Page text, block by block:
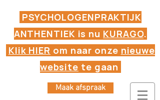
Maak afspraak
PSYCHOLOGENPRAKTIJK
ANTHENTIEK is nu KURAGO.
Klik HIER om naar onze nieuwe
website te gaan